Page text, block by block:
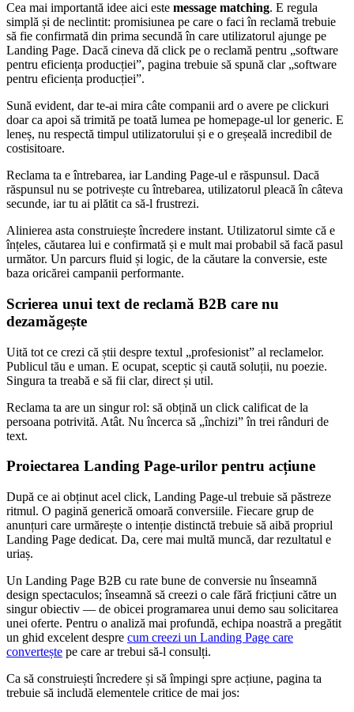
Cea mai importantă idee aici este message matching. E regula
simplă și de neclintit: promisiunea pe care o faci în reclamă trebuie
să fie confirmată din prima secundă în care utilizatorul ajunge pe
Landing Page. Dacă cineva dă click pe o reclamă pentru „software
pentru eficiența producției”, pagina trebuie să spună clar „software
pentru eficiența producției”.
Sună evident, dar te-ai mira câte companii ard o avere pe clickuri
doar ca apoi să trimită pe toată lumea pe homepage-ul lor generic. E
leneș, nu respectă timpul utilizatorului și e o greșeală incredibil de
costisitoare.
Reclama ta e întrebarea, iar Landing Page-ul e răspunsul. Dacă
răspunsul nu se potrivește cu întrebarea, utilizatorul pleacă în câteva
secunde, iar tu ai plătit ca să-l frustrezi.
Alinierea asta construiește încredere instant. Utilizatorul simte că e
înțeles, căutarea lui e confirmată și e mult mai probabil să facă pasul
următor. Un parcurs fluid și logic, de la căutare la conversie, este
baza oricărei campanii performante.
Scrierea unui text de reclamă B2B care nu
dezamăgește
Uită tot ce crezi că știi despre textul „profesionist” al reclamelor.
Publicul tău e uman. E ocupat, sceptic și caută soluții, nu poezie.
Singura ta treabă e să fii clar, direct și util.
Reclama ta are un singur rol: să obțină un click calificat de la
persoana potrivită. Atât. Nu încerca să „închizi” în trei rânduri de
text.
Proiectarea Landing Page-urilor pentru acțiune
După ce ai obținut acel click, Landing Page-ul trebuie să păstreze
ritmul. O pagină generică omoară conversiile. Fiecare grup de
anunțuri care urmărește o intenție distinctă trebuie să aibă propriul
Landing Page dedicat. Da, cere mai multă muncă, dar rezultatul e
uriaș.
Un Landing Page B2B cu rate bune de conversie nu înseamnă
design spectaculos; înseamnă să creezi o cale fără fricțiuni către un
singur obiectiv — de obicei programarea unui demo sau solicitarea
unei oferte. Pentru o analiză mai profundă, echipa noastră a pregătit
un ghid excelent despre cum creezi un Landing Page care
convertește pe care ar trebui să-l consulți.
Ca să construiești încredere și să împingi spre acțiune, pagina ta
trebuie să includă elementele critice de mai jos: